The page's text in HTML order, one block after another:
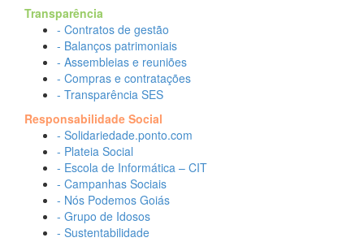
Transparência
- Contratos de gestão
- Balanços patrimoniais
- Assembleias e reuniões
- Compras e contratações
- Transparência SES
Responsabilidade Social
- Solidariedade.ponto.com
- Plateia Social
- Escola de Informática – CIT
- Campanhas Sociais
- Nós Podemos Goiás
- Grupo de Idosos
- Sustentabilidade